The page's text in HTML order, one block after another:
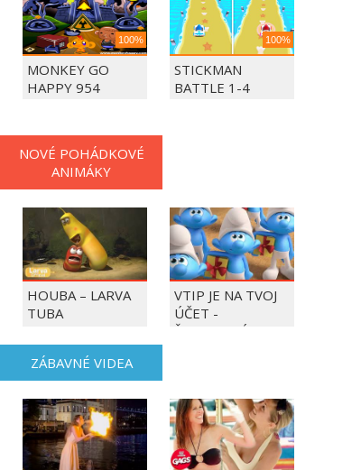
100%
MONKEY GO
HAPPY 954
100%
STICKMAN
BATTLE 1-4
NOVÉ POHÁDKOVÉ
ANIMÁKY
HOUBA – LARVA
TUBA
VTIP JE NA TVOJ
ÚČET -
ŠMOULOVÉ
ZÁBAVNÉ VIDEA